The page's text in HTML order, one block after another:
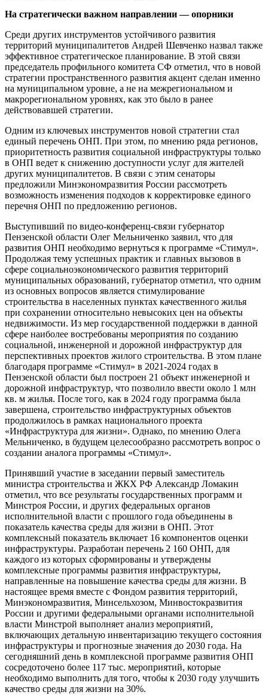
На стратегически важном направлении — опорники
Среди других инструментов устойчивого развития
территорий муниципалитетов Андрей Шевченко назвал также
эффективное стратегическое планирование. В этой связи
председатель профильного комитета СФ отметил, что в новой
стратегии пространственного развития акцент сделан именно
на муниципальном уровне, а не на межрегиональном и
макрорегиональном уровнях, как это было в ранее
действовавшей стратегии.
Одним из ключевых инструментов новой стратегии стал
единый перечень ОНП. При этом, по мнению ряда регионов,
приоритетность развития социальной инфраструктуры только
в ОНП ведет к снижению доступности услуг для жителей
других муниципалитетов. В связи с этим сенаторы
предложили Минэкономразвития России рассмотреть
возможность изменения подходов к корректировке единого
перечня ОНП по предложению регионов.
Выступивший по видео-конференц-связи губернатор
Пензенской области Олег Мельниченко заявил, что для
развития ОНП необходимо вернуться к программе «Стимул».
Продолжая тему успешных практик и главных вызовов в
сфере социальноэкономического развития территорий
муниципальных образований, губернатор отметил, что одним
из основных вопросов является стимулирование
строительства в населенных пунктах качественного жилья
при сохранении относительно невысоких цен на объекты
недвижимости. Из мер государственной поддержки в данной
сфере наиболее востребованы мероприятия по созданию
социальной, инженерной и дорожной инфраструктур для
перспективных проектов жилого строительства. В этом плане
благодаря программе «Стимул» в 2021-2024 годах в
Пензенской области был построен 21 объект инженерной и
дорожной инфраструктур, что позволило ввести около 1 млн
кв. м жилья. После того, как в 2024 году программа была
завершена, строительство инфраструктурных объектов
продолжилось в рамках национального проекта
«Инфраструктура для жизни». Однако, по мнению Олега
Мельниченко, в будущем целесообразно рассмотреть вопрос о
создании аналога программы «Стимул».
Принявший участие в заседании первый заместитель
министра строительства и ЖКХ РФ Александр Ломакин
отметил, что все результаты государственных программ и
Минстроя России, и других федеральных органов
исполнительной власти с прошлого года объединены в
показатель качества среды для жизни в ОНП. Этот
комплексный показатель включает 16 компонентов оценки
инфраструктуры. Разработан перечень 2 160 ОНП, для
каждого из которых сформированы и утверждены
комплексные программы развития инфраструктуры,
направленные на повышение качества среды для жизни. В
настоящее время вместе с Фондом развития территорий,
Минэкономразвития, Минсельхозом, Минвостокразвития
России и другими федеральными органами исполнительной
власти Минстрой выполняет анализ мероприятий,
включающих детальную инвентаризацию текущего состояния
инфраструктуры и прогнозные значения до 2030 года. На
сегодняшний день в комплексной программе развития ОНП
сосредоточено более 117 тыс. мероприятий, которые
необходимо выполнить для того, чтобы к 2030 году улучшить
качество среды для жизни на 30%.